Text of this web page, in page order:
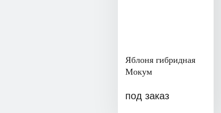
Яблоня гибридная
Мокум
под заказ